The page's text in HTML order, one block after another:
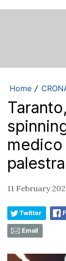
Home /
palestra
11 February
Twitter
Email